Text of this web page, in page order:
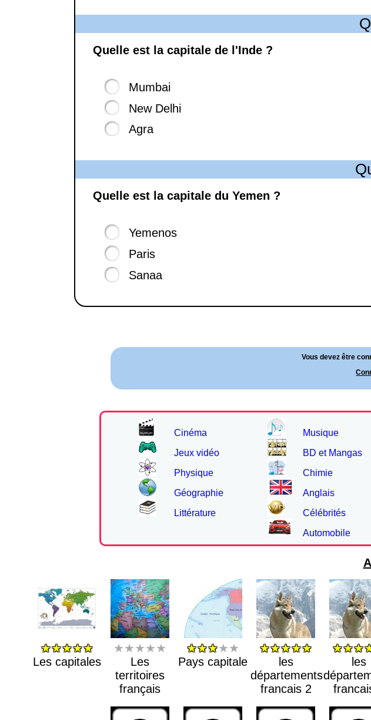
Quelle est la capitale de l'Inde ?
Mumbai
New Delhi
Agra
Quelle est la capitale du Yemen ?
Yemenos
Paris
Sanaa
Vous devez être
Cinéma Musique
Jeux vidéo
BD et Mangas
Physique
Chimie
Géographie
Anglais
Littérature
Célébrités
Automobile
★★★★★
Les capitales
★★★★★
Les
territoires
français
★★★★★
Pays capitale
★★★★★
les
départements
francais 2
les